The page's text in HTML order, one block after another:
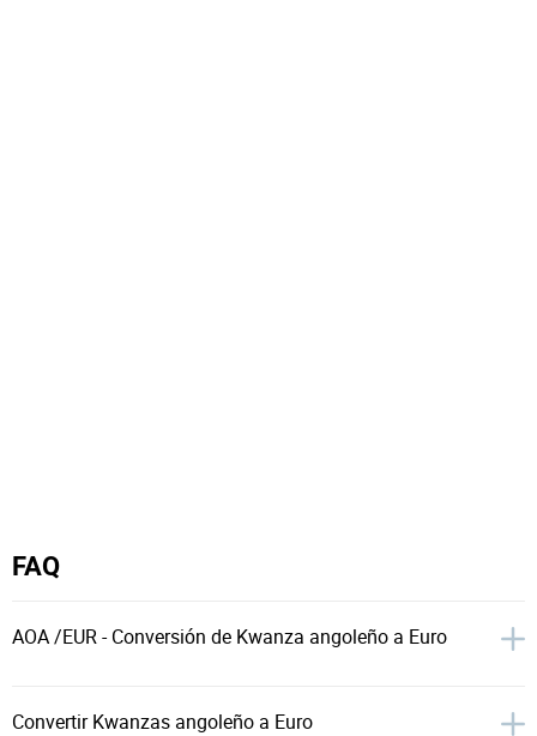
FAQ
AOA /EUR - Conversión de Kwanza angoleño a Euro
Convertir Kwanzas angoleño a Euro